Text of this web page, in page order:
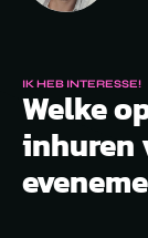
IK HEB INTERESSE!
Welke
inhuren